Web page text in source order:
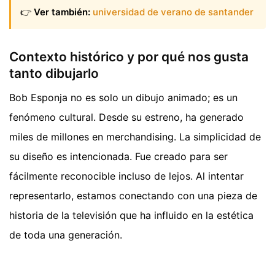
👉 Ver también: universidad de verano de santander
Contexto histórico y por qué nos gusta
tanto dibujarlo
Bob Esponja no es solo un dibujo animado; es un
fenómeno cultural. Desde su estreno, ha generado
miles de millones en merchandising. La simplicidad de
su diseño es intencionada. Fue creado para ser
fácilmente reconocible incluso de lejos. Al intentar
representarlo, estamos conectando con una pieza de
historia de la televisión que ha influido en la estética
de toda una generación.